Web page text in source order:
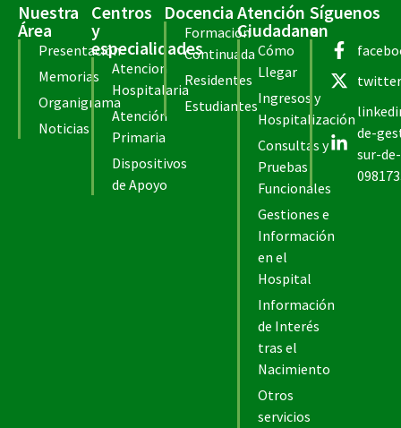
Nuestra
Área
Presentación
Memorias
Organigrama
Noticias
Centros
y
especialidades
Atencion
Hospitalaria
Atención
Primaria
Dispositivos
de Apoyo
Docencia
Formación
Continuada
Residentes
Estudiantes
Atención
Ciudadana
Cómo
Llegar
Ingresos y
Hospitalización
Consultas y
Pruebas
Funcionales
Gestiones e
Información
en el
Hospital
Información
de Interés
tras el
Nacimiento
Otros
servicios
Síguenos
en
de-
sur-